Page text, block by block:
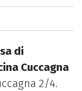
di
Cuccagna
2/4.